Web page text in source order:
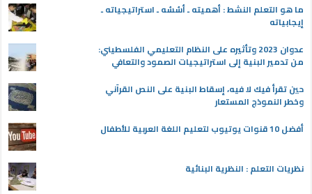
ما هو التعلم النشط : أهميته ـ أسُسُه ـ استراتيجياته ـ
إيجابياته
عدوان 2023 وتأثيره على النظام التعليمي الفلسطيني:
من تدمير البنية إلى استراتيجيات الصمود والتعافي
حين تقرأ فيك لا فيه، إسقاط البنية على النص القرآني
وخطر النموذج المستعار
أفضل 10 قنوات يوتيوب لتعليم اللغة العربية للأطفال
نظريات التعلم : النظرية البنائية